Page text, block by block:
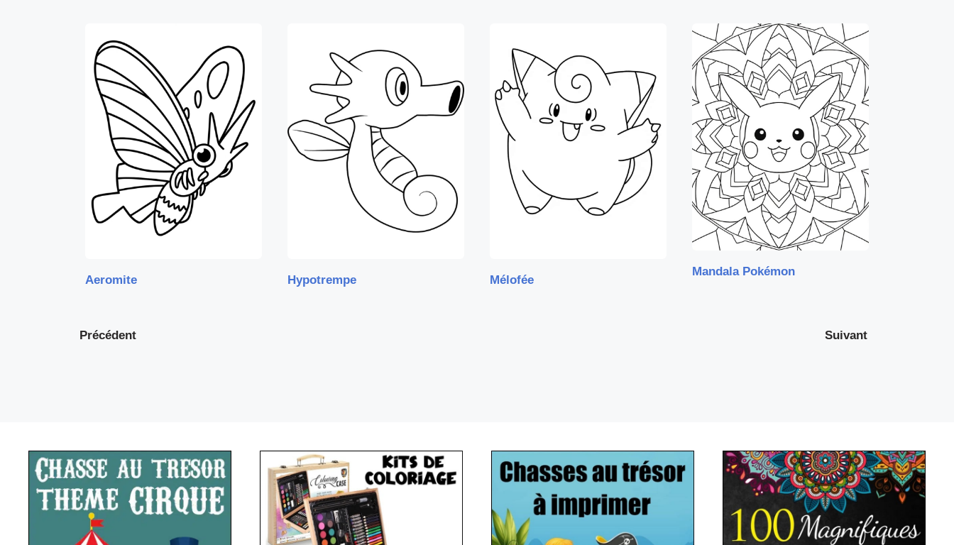
Aeromite Hypotrempe Mélofée
Mandala Pokémon
Précédent Suivant